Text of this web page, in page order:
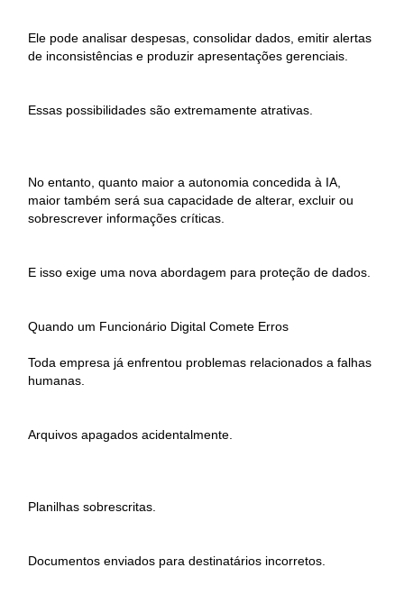
Ele pode analisar despesas, consolidar dados, emitir alertas
de inconsistências e produzir apresentações gerenciais.
Essas possibilidades são extremamente atrativas.
No entanto, quanto maior a autonomia concedida à IA,
maior também será sua capacidade de alterar, excluir ou
sobrescrever informações críticas.
E isso exige uma nova abordagem para proteção de dados.
Quando um Funcionário Digital Comete Erros
Toda empresa já enfrentou problemas relacionados a falhas
humanas.
Arquivos apagados acidentalmente.
Planilhas sobrescritas.
Documentos enviados para destinatários incorretos.